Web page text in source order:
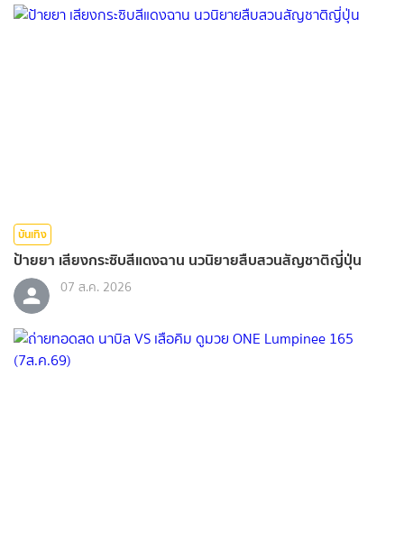
บันเทิง
ป้ายยา เสียงกระซิบสีแดงฉาน นวนิยายสืบสวนสัญชาติญี่ปุ่น
07 ส.ค. 2026